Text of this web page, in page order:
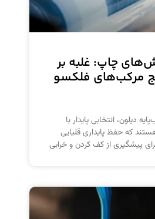
چاپ: غلبه بر
مرکب‌های فلکسو
دیلون، انتخابی پایدار با
که حفظ پایداری قلیایی
پیشگیری از کف کردن و خرابی